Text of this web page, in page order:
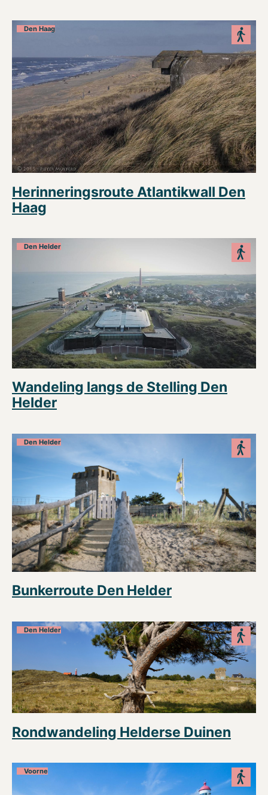
Den Haag
Herinneringsroute Atlantikwall Den
Haag
Den Helder
Wandeling langs de Stelling Den
Helder
Den Helder
Bunkerroute Den Helder
Den Helder
Rondwandeling Helderse Duinen
Voorne